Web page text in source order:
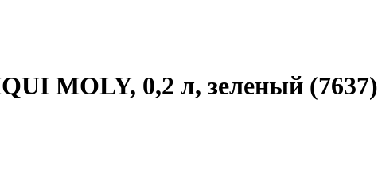
MOLY, 0,2 л, зеленый (7637)